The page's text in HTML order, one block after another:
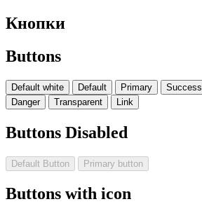
Кнопки
Buttons
Default white Default Primary Success
Danger
Transparent Link
Buttons Disabled
Default Button Primary button
Buttons with icon